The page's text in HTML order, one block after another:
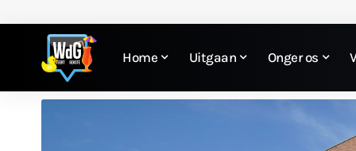
Home Uitgaan Onger os